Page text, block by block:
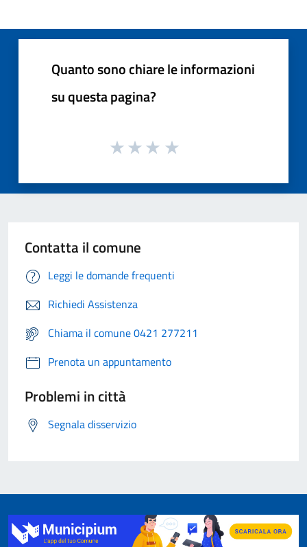
Quanto sono chiare le informazioni
su questa pagina?
Contatta il comune
Leggi le domande frequenti
Richiedi Assistenza
Chiama il comune 0421 277211
Prenota un appuntamento
Problemi in città
Segnala disservizio